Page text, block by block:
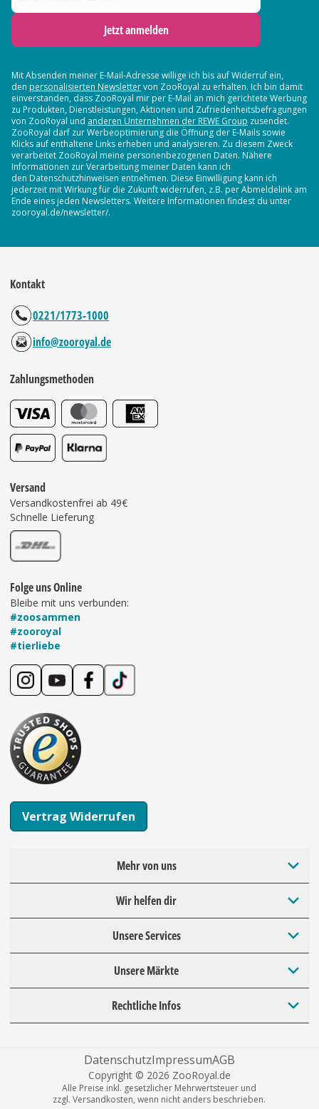
Jetzt anmelden
Mit Absenden meiner E-Mail-Adresse willige ich bis auf Widerruf ein,
den personalisierten Newslettervon ZooRoyal zu erhalten. Ich bin damit
einverstanden, dass ZooRoyal mir per E-Mail an mich gerichtete Werbung
zu Produkten, Dienstleistungen, Aktionen und Zufriedenheitsbefragungen
von ZooRoyal und anderen Unternehmen der REWE Group zusendet.
ZooRoyal darf zur Werbeoptimierung die Öffnung der E-Mails sowie
Klicks auf enthaltene Links erheben und analysieren. Zu diesem Zweck
verarbeitet ZooRoyal meine personenbezogenen Daten. Nähere
Informationen zur Verarbeitung meiner Daten kann ich
den Datenschutzhinweisen entnehmen. Diese Einwilligung kann ich
jederzeit mit Wirkung für die Zukunft widerrufen, z.B. per Abmeldelink am
Ende eines jeden Newsletters. Weitere Informationen findest du unter
zooroyal.de/newsletter/.
Kontakt
0221/1773-1000
info@zooroyal.de
Zahlungsmethoden
Versand
Versandkostenfrei ab 49€
Schnelle Lieferung
Folge uns Online
Bleibe mit uns verbunden:
#zoosammen
#zooroyal
#tierliebe
Vertrag Widerrufen
Mehr von uns
Wir helfen dir
Unsere Services
Unsere Märkte
Rechtliche Infos
DatenschutzImpressumAGB
Copyright © 2026 ZooRoyal.de
Alle Preise inkl. gesetzlicher Mehrwertsteuer und
zzgl. Versandkosten, wenn nicht anders beschrieben.